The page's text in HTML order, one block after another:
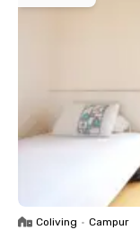
Coliving • Campur